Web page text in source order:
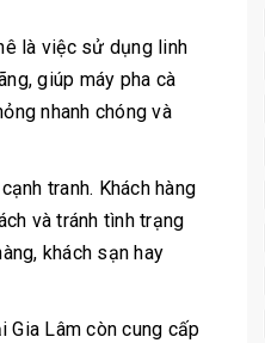
là việc sử dụng linh
giúp máy pha cà
nhanh chóng và
tranh. Khách hàng
và tránh tình trạng
khách sạn hay
Gia Lâm còn cung cấp